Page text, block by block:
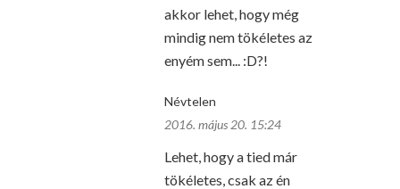
akkor lehet, hogy még
mindig nem tökéletes az
enyém sem... :D?!
Névtelen
2016. május 20. 15:24
Lehet, hogy a tied már
tökéletes, csak az én